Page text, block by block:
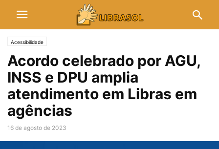
Acessibilidade
Acordo celebrado por AGU,
INSS e DPU amplia
atendimento em Libras em
agências
16 de agosto de 2023